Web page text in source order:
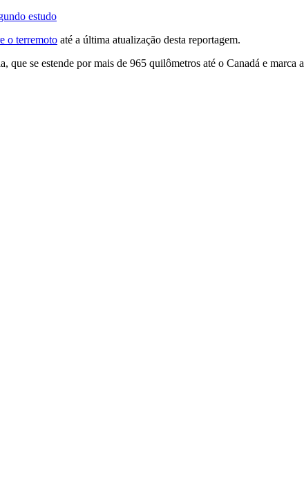
estudo
o terremoto até a última atualização desta reportagem.
se estende por mais de 965 quilômetros até o Canadá e marca a